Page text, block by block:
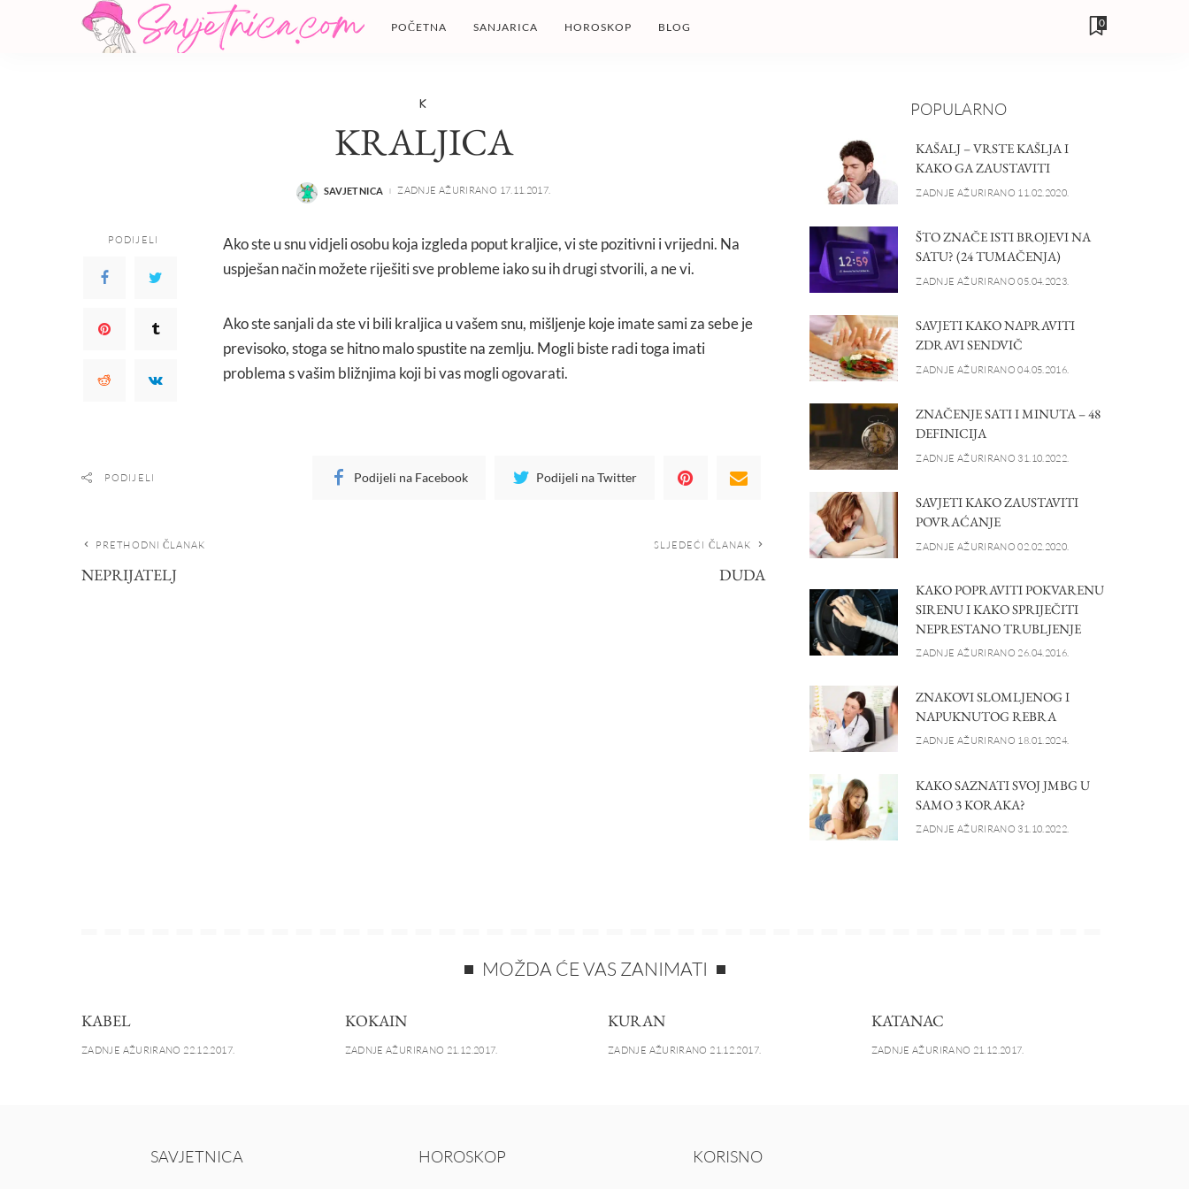
POČETNA SANJARICA HOROSKOP BLOG 0
K
KRALJICA
POSTED
SAVJETNICA ZADNJE AŽURIRANO 17.11.2017.
PODIJELI
Ako ste u snu vidjeli osobu koja izgleda poput kraljice, vi ste pozitivni i vrijedni. Na
uspješan način možete riješiti sve probleme iako su ih drugi stvorili, a ne vi.
Ako ste sanjali da ste vi bili kraljica u vašem snu, mišljenje koje imate sami za sebe je
previsoko, stoga se hitno malo spustite na zemlju. Mogli biste radi toga imati
problema s vašim bližnjima koji bi vas mogli ogovarati.
PODIJELI Podijeli na Facebook Podijeli na Twitter
PRETHODNI ČLANAK
NEPRIJATELJ
SLJEDEĆI ČLANAK
DUDA
POPULARNO
KAŠALJ – VRSTE KAŠLJA I
KAKO GA ZAUSTAVITI
ZADNJE AŽURIRANO 11.02.2020.
ŠTO ZNAČE ISTI BROJEVI NA
SATU? (24 TUMAČENJA)
ZADNJE AŽURIRANO 05.04.2023.
SAVJETI KAKO NAPRAVITI
ZDRAVI SENDVIČ
ZADNJE AŽURIRANO 04.05.2016.
ZNAČENJE SATI I MINUTA – 48
DEFINICIJA
ZADNJE AŽURIRANO 31.10.2022.
SAVJETI KAKO ZAUSTAVITI
POVRAĆANJE
ZADNJE AŽURIRANO 02.02.2020.
KAKO POPRAVITI POKVARENU
SIRENU I KAKO SPRIJEČITI
NEPRESTANO TRUBLJENJE
ZADNJE AŽURIRANO 26.04.2016.
ZNAKOVI SLOMLJENOG I
NAPUKNUTOG REBRA
ZADNJE AŽURIRANO 18.01.2024.
KAKO SAZNATI SVOJ JMBG U
SAMO 3 KORAKA?
ZADNJE AŽURIRANO 31.10.2022.
MOŽDA ĆE VAS ZANIMATI
KABEL
ZADNJE AŽURIRANO 22.12.2017.
KOKAIN
ZADNJE AŽURIRANO 21.12.2017.
KURAN
ZADNJE AŽURIRANO 21.12.2017.
KATANAC
ZADNJE AŽURIRANO 21.12.2017.
SAVJETNICA HOROSKOP KORISNO